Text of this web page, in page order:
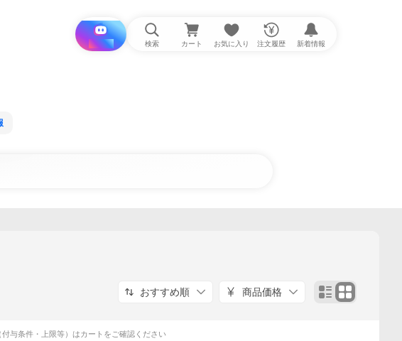
i と探す 検索 カート お気に入り 注文履歴 新着情報
おすすめ順 商品価格
与条件・上限等）はカートをご確認ください